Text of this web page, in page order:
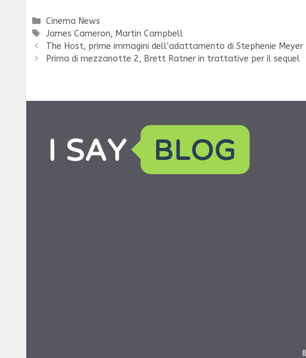
Categorie
Cinema News
Tag
James Cameron, Martin Campbell
The Host, prime immagini dell’adattamento di Stephenie Meyer
Prima di mezzanotte 2, Brett Ratner in trattative per il sequel